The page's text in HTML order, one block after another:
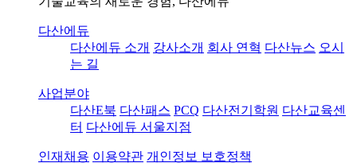
다산에듀
다산에듀 소개 강사소개 회사 연혁 다산뉴스 오시
는 길
사업분야
다산E북 다산패스 PCQ 다산전기학원 다산교육센
터 다산에듀 서울지점
인재채용 이용약관 개인정보 보호정책